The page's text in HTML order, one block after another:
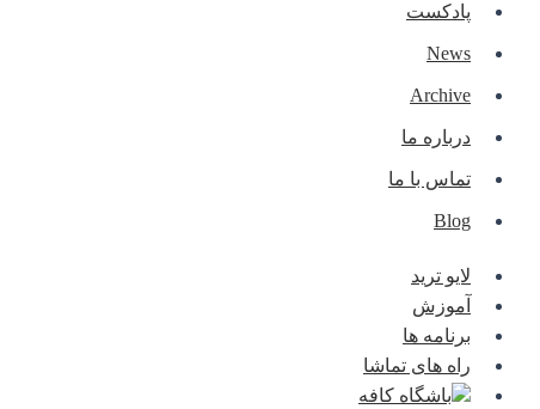
پادکست
News
Archive
درباره ما
تماس با ما
Blog
لایو ترید
آموزش
برنامه ها
راه های تماشا
باشگاه کافه